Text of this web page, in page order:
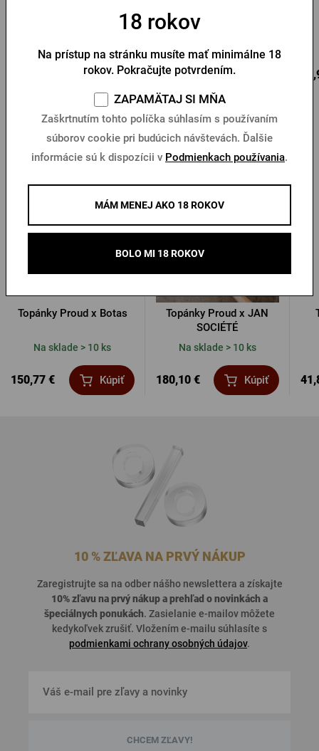
Kúpiť 41,86 €
Ďalšie produkty od Proudu
Topánky Proud x Botas
Na sklade > 10 ks
150,77 € Kúpiť
Topánky Proud x JAN
SOCIÉTÉ
Na sklade > 10 ks
180,10 € Kúpiť
10 % ZĽAVA NA PRVÝ NÁKUP
Zaregistrujte sa na odber nášho newslettera a získajte
10% zľavu na prvý nákup a prehľad onovinkách a
špeciálnych ponukách. Zasielanie e-mailov môžete
kedykoľvek zrušiť. Vložením e-mailu súhlasíte s
podmienkami ochrany osobných údajov.
CHCEM ZĽAVY!
18 rokov
Na prístup na stránku musíte mať minimálne 18
rokov. Pokračujte potvrdením.
ZAPAMÄTAJ SI MŇA
Zaškrtnutím tohto políčka súhlasím s používaním
súborov cookie pri budúcich návštevách. Ďalšie
informácie sú k dispozícii v Podmienkach používania.
MÁM MENEJ AKO 18 ROKOV
BOLO MI 18 ROKOV